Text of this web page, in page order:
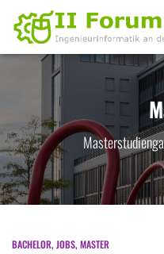
BACHELOR JOBS MASTER